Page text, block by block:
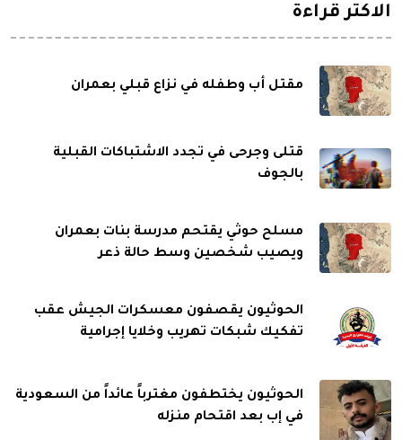
الاكثر قراءة
مقتل أب وطفله في نزاع قبلي بعمران
قتلى وجرحى في تجدد الاشتباكات القبلية
بالجوف
مسلح حوثي يقتحم مدرسة بنات بعمران
ويصيب شخصين وسط حالة ذعر
الحوثيون يقصفون معسكرات الجيش عقب
تفكيك شبكات تهريب وخلايا إجرامية
الحوثيون يختطفون مغترباً عائداً من السعودية
في إب بعد اقتحام منزله